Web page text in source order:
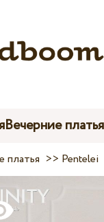
Вечерние платья
платья >> Pentelei